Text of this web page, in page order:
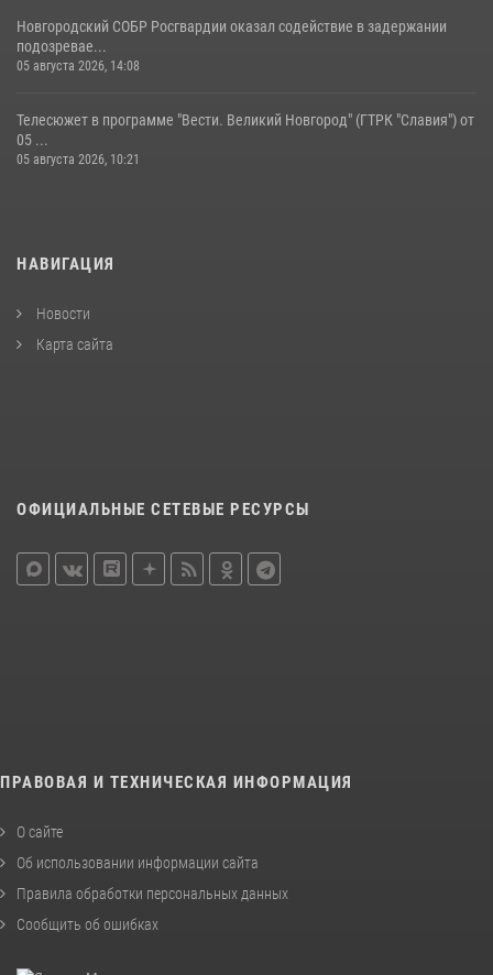
Новгородский СОБР Росгвардии оказал содействие в задержании
подозревае...
05 августа 2026, 14:08
Телесюжет в программе "Вести. Великий Новгород" (ГТРК "Славия") от
05 ...
05 августа 2026, 10:21
НАВИГАЦИЯ
Новости
Карта сайта
ОФИЦИАЛЬНЫЕ СЕТЕВЫЕ РЕСУРСЫ
ПРАВОВАЯ И ТЕХНИЧЕСКАЯ ИНФОРМАЦИЯ
О сайте
Об использовании информации сайта
Правила обработки персональных данных
Сообщить об ошибках